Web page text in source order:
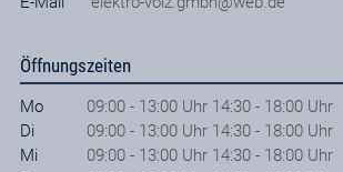
Öffnungszeiten
Mo
09:00 - 13:00 Uhr 14:30 - 18:00 Uhr
Di
09:00 - 13:00 Uhr 14:30 - 18:00 Uhr
Mi
09:00 - 13:00 Uhr 14:30 - 18:00 Uhr